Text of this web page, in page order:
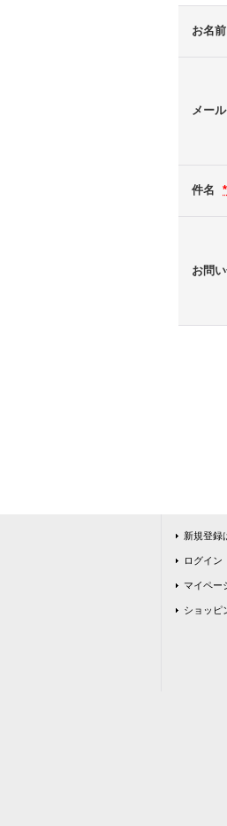
お名前
メー
件名 *
お問
新規登録
ログイン
マイペー
ショッピ